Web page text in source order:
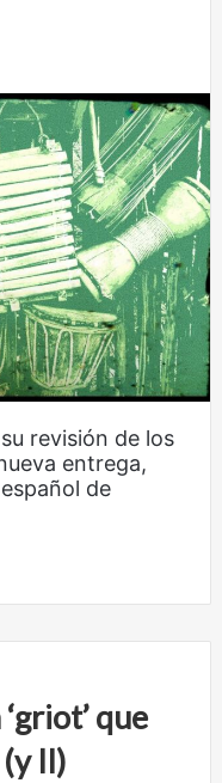
revisión de los
entrega,
de
que
II)